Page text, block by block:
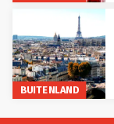
BUITENLAND